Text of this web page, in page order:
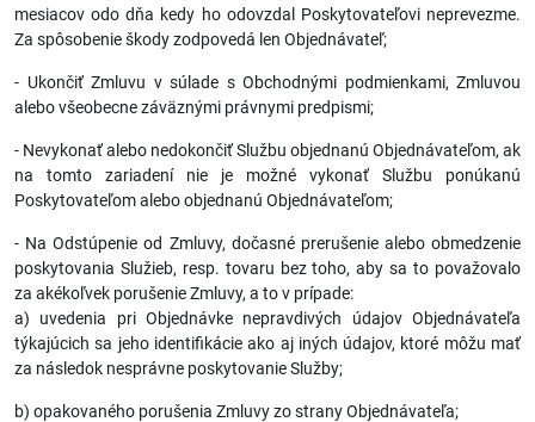
mesiacov odo dňa kedy ho odovzdal Poskytovateľovi neprevezme.
Za spôsobenie škody zodpovedá len Objednávateľ;
- Ukončiť Zmluvu v súlade s Obchodnými podmienkami, Zmluvou
alebo všeobecne záväznými právnymi predpismi;
- Nevykonať alebo nedokončiť Službu objednanú Objednávateľom, ak
na tomto zariadení nie je možné vykonať Službu ponúkanú
Poskytovateľom alebo objednanú Objednávateľom;
- Na Odstúpenie od Zmluvy, dočasné prerušenie alebo obmedzenie
poskytovania Služieb, resp. tovaru bez toho, aby sa to považovalo
za akékoľvek porušenie Zmluvy, a to v prípade:
a) uvedenia pri Objednávke nepravdivých údajov Objednávateľa
týkajúcich sa jeho identifikácie ako aj iných údajov, ktoré môžu mať
za následok nesprávne poskytovanie Služby;
b) opakovaného porušenia Zmluvy zo strany Objednávateľa;